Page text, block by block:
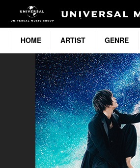
HOME ARTIST GENRE